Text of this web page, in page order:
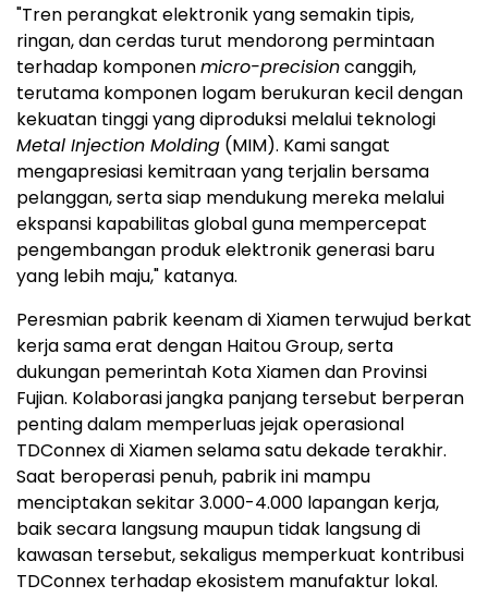
"Tren perangkat elektronik yang semakin tipis,
ringan, dan cerdas turut mendorong permintaan
terhadap komponenmicro-precisioncanggih,
terutama komponen logam berukuran kecil dengan
kekuatan tinggi yang diproduksi melalui teknologi
Metal Injection Molding (MIM). Kami sangat
mengapresiasi kemitraan yang terjalin bersama
pelanggan, serta siap mendukung mereka melalui
ekspansi kapabilitas global guna mempercepat
pengembangan produk elektronik generasi baru
yang lebih maju," katanya.
Peresmian pabrik keenam di Xiamen terwujud berkat
kerja sama erat dengan Haitou Group, serta
dukungan pemerintah Kota Xiamen dan Provinsi
Fujian. Kolaborasi jangka panjang tersebut berperan
penting dalam memperluas jejak operasional
TDConnex di Xiamen selama satu dekade terakhir.
Saat beroperasi penuh, pabrik ini mampu
menciptakan sekitar 3.000-4.000 lapangan kerja,
baik secara langsung maupun tidak langsung di
kawasan tersebut, sekaligus memperkuat kontribusi
TDConnex terhadap ekosistem manufaktur lokal.